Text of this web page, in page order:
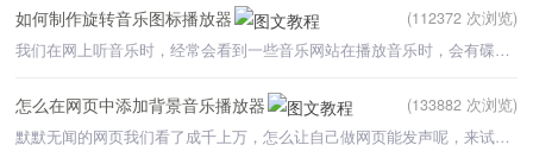
如何制作旋转音乐图标播放器
(112372 次浏览)
我们在网上听音乐时，经常会看到一些音乐网站在播放音乐时，会有碟片旋转的效果，这是怎么做出来的呢？下面
怎么在网页中添加背景音乐播放器
(133882 次浏览)
默默无闻的网页我们看了成千上万，怎么让自己做网页能发声呢，来试试给网页添加一些背景音乐吧。（相关教程